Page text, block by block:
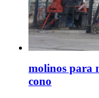
molinos para
cono